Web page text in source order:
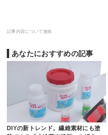
記事内容について連絡
あなたにおすすめの記事
DIYの新トレンド。繊維素材にも塗